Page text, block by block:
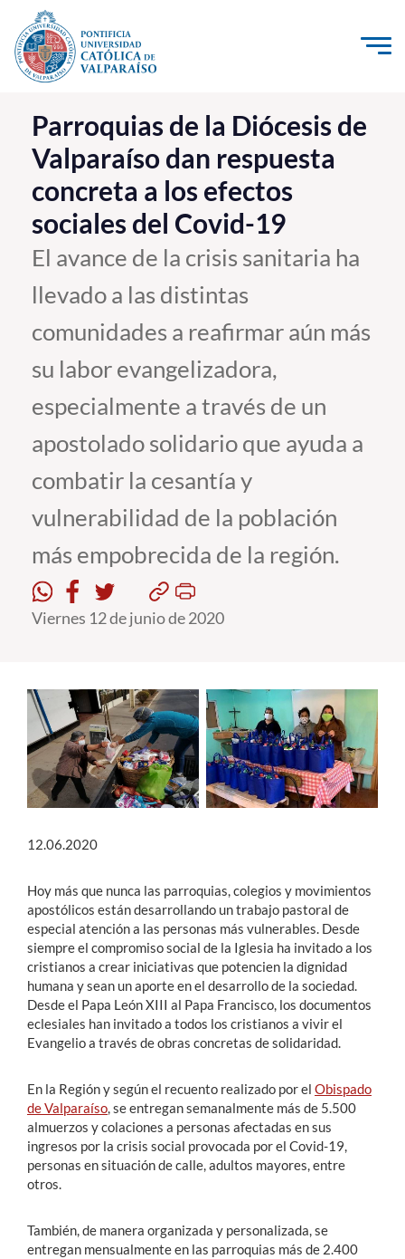
Click acá para ir directamente al contenido
La Universidad
Investigación, Creación e Innovación
PUCV Internacional
Vinculación con el Medio
Admisión
Postgrado
Formación Continua
Estudiantes
Académicos
Funcionarios
Alumni
Parroquias de la Diócesis de
Valparaíso dan respuesta
concreta a los efectos
sociales del Covid-19
El avance de la crisis sanitaria ha
llevado a las distintas
comunidades a reafirmar aún más
su labor evangelizadora,
especialmente a través de un
apostolado solidario que ayuda a
combatir la cesantía y
vulnerabilidad de la población
más empobrecida de la región.
Viernes 12 de junio de 2020
12.06.2020
Hoy más que nunca las parroquias, colegios y movimientos
apostólicos están desarrollando un trabajo pastoral de
especial atención a las personas más vulnerables. Desde
siempre el compromiso social de la Iglesia ha invitado a los
cristianos a crear iniciativas que potencien la dignidad
humana y sean un aporte en el desarrollo de la sociedad.
Desde el Papa León XIII al Papa Francisco, los documentos
eclesiales han invitado a todos los cristianos a vivir el
Evangelio a través de obras concretas de solidaridad.
En la Región y según el recuento realizado por el Obispado
de Valparaíso, se entregan semanalmente más de 5.500
almuerzos y colaciones a personas afectadas en sus
ingresos por la crisis social provocada por el Covid-19,
personas en situación de calle, adultos mayores, entre
otros.
También, de manera organizada y personalizada, se
entregan mensualmente en las parroquias más de 2.400